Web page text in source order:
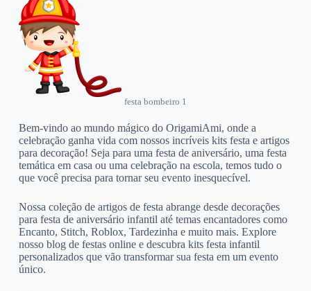
festa bombeiro 1
Bem-vindo ao mundo mágico do OrigamiAmi, onde a
celebração ganha vida com nossos incríveis kits festa e artigos
para decoração! Seja para uma festa de aniversário, uma festa
temática em casa ou uma celebração na escola, temos tudo o
que você precisa para tornar seu evento inesquecível.
Nossa coleção de artigos de festa abrange desde decorações
para festa de aniversário infantil até temas encantadores como
Encanto, Stitch, Roblox, Tardezinha e muito mais. Explore
nosso blog de festas online e descubra kits festa infantil
personalizados que vão transformar sua festa em um evento
único.